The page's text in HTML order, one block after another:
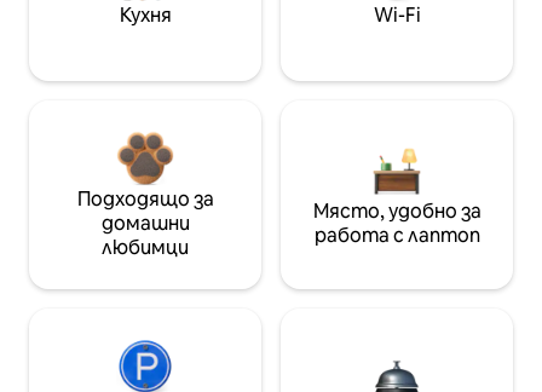
Кухня Wi-Fi
Подходящо за
домашни
любимци
Място, удобно за
работа с лаптоп